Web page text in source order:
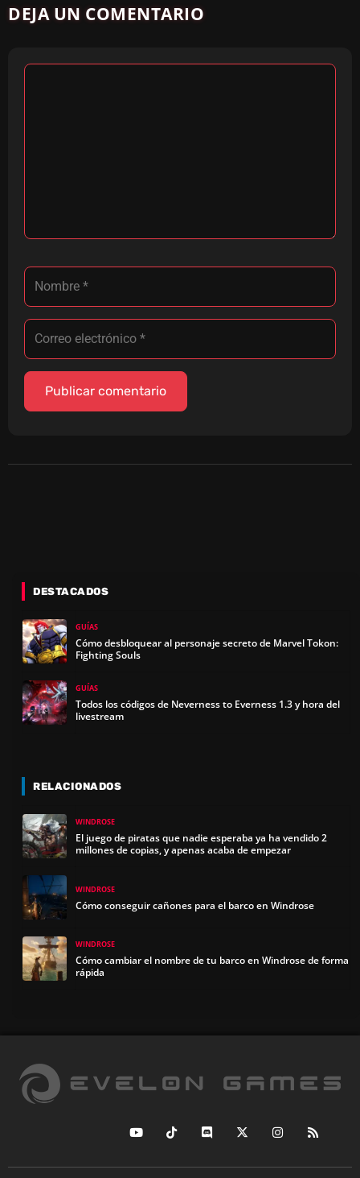
DEJA UN COMENTARIO
DESTACADOS
GUÍAS
Cómo desbloquear al personaje secreto de Marvel Tokon:
Fighting Souls
GUÍAS
Todos los códigos de Neverness to Everness 1.3 y hora del
livestream
RELACIONADOS
WINDROSE
El juego de piratas que nadie esperaba ya ha vendido 2
millones de copias, y apenas acaba de empezar
WINDROSE
Cómo conseguir cañones para el barco en Windrose
WINDROSE
Cómo cambiar el nombre de tu barco en Windrose de forma
rápida